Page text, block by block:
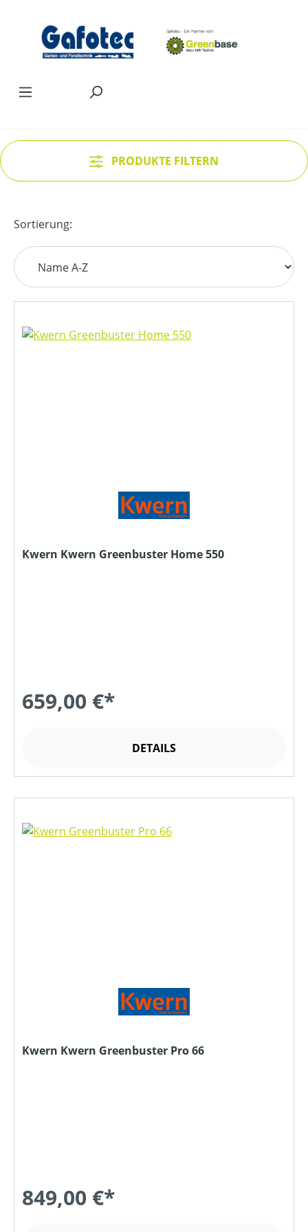
PRODUKTE FILTERN
Sortierung:
Kwern Kwern Greenbuster Home 550
659,00 €*
DETAILS
Kwern Kwern Greenbuster Pro 66
849,00 €*